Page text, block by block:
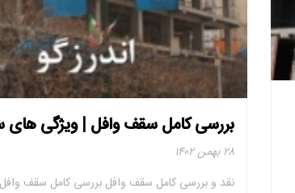
بررسی کامل سقف وافل | ویژگی
۲۸ بهمن ۱۴۰۲
نقد و بررسی کامل سقف وافل بررسی کامل سقف